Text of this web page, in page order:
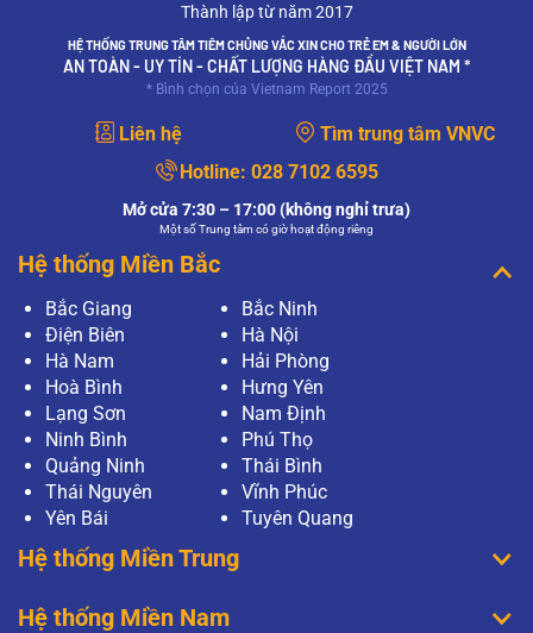
Thành lập từ năm 2017
HỆ THỐNG TRUNG TÂM TIÊM CHỦNG VẮC XIN CHO TRẺ EM & NGƯỜI LỚN
AN TOÀN - UY TÍN - CHẤT LƯỢNG HÀNG ĐẦU VIỆT NAM *
* Bình chọn của Vietnam Report 2025
Liên hệ
Tìm trung tâm VNVC
Hotline: 028 7102 6595
Mở cửa 7:30 – 17:00 (không nghỉ trưa)
Một số Trung tâm có giờ hoạt động riêng
Hệ thống Miền Bắc
Bắc Giang
Bắc Ninh
Điện Biên
Hà Nội
Hà Nam
Hải Phòng
Hoà Bình
Hưng Yên
Lạng Sơn
Nam Định
Ninh Bình
Phú Thọ
Quảng Ninh
Thái Bình
Thái Nguyên
Vĩnh Phúc
Yên Bái
Tuyên Quang
Hệ thống Miền Trung
Hệ thống Miền Nam